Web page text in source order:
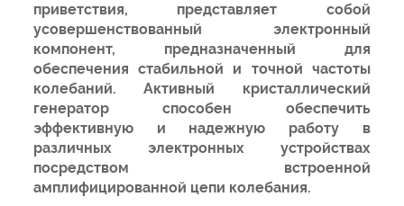
приветствия, представляет собой
усовершенствованный электронный
компонент, предназначенный для
обеспечения стабильной и точной частоты
колебаний. Активный кристаллический
генератор способен обеспечить
эффективную и надежную работу в
различных электронных устройствах
посредством встроенной
амплифицированной цепи колебания.